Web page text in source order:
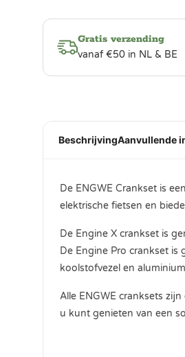
Gratis verzending
vanaf €50 in NL & BE
BeschrijvingAanvullende
De ENGWE Crankset is
elektrische fietsen en
De Engine X crankset is
De Engine Pro crankset
koolstofvezel en
Alle ENGWE cranksets
u kunt genieten van een